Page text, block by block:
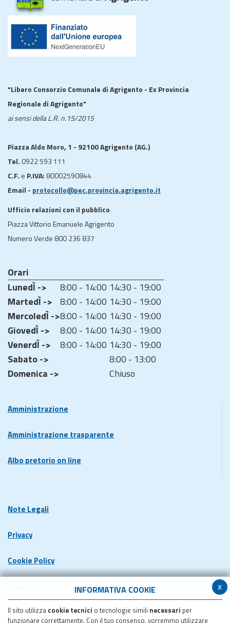
x
INFORMATIVA COOKIE
Il sito utilizza cookie tecnici o tecnologie simili necessari per
funzionare correttamente. Con il tuo consenso, vorremmo utilizzare
"Libero Consorzio Comunale di Agrigento - Ex Provincia
Regionale di Agrigento"
ai sensi della L.R. n.15/2015
Piazza Aldo Moro, 1 - 92100 Agrigento (AG.)
Tel. 0922 593 111
C.F. e P.IVA: 80002590844
Email - protocollo@pec.provincia.agrigento.it
Ufficio relazioni con il pubblico
Piazza Vittorio Emanuele Agrigento
Numero Verde 800 236 837
Orari
LunedÌ ->
8:00 - 14:00 14:30 - 19:00
MartedÌ -> 8:00 - 14:00 14:30 - 19:00
MercoledÌ ->8:00 - 14:00 14:30 - 19:00
GiovedÌ ->
8:00 - 14:00 14:30 - 19:00
VenerdÌ ->
8:00 - 14:00 14:30 - 19:00
Sabato ->
8:00 - 13:00
Domenica ->
Chiuso
Amministrazione
Amministrazione trasparente
Albo pretorio on line
Note Legali
Privacy
Cookie Policy
Dichiarazione di accessibilita'